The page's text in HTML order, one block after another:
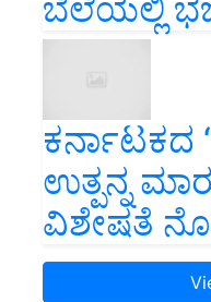
ಬೆಲೆಯಲ್ಲಿ
ಕರ್ನಾಟಕದ
ಉತ್ಪನ್ನ
ವಿಶೇಷತೆ